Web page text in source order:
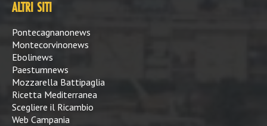
ALTRI SITI
Pontecagnanonews
Montecorvinonews
Ebolinews
Paestumnews
Mozzarella Battipaglia
Ricetta Mediterranea
Scegliere il Ricambio
Web Campania